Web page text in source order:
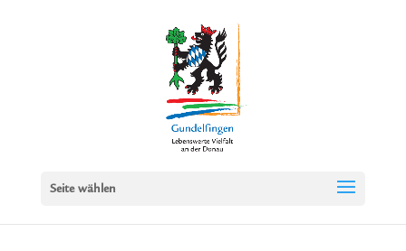
Seite wählen